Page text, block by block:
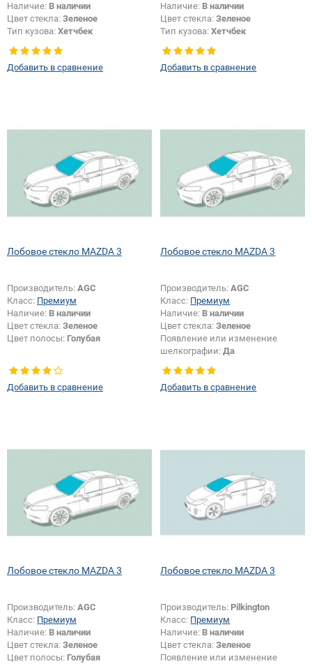
Наличие: В наличии
Цвет стекла: Зеленое
Тип кузова: Хетчбек
Добавить в сравнение
Наличие: В наличии
Цвет стекла:Зеленое
Тип кузова:Хетчбек
Добавить в сравнение
Лобовое стекло MAZDA 3
Производитель: AGC
Класс: Премиум
Наличие: В наличии
Цвет стекла: Зеленое
Цвет полосы: Голубая
Добавить в сравнение
Лобовое стекло MAZDA 3
Производитель:AGC
Класс: Премиум
Наличие: В наличии
Цвет стекла:Зеленое
Появление или изменение
шелкографии:Да
Добавить в сравнение
Лобовое стекло MAZDA 3
Производитель: AGC
Класс: Премиум
Наличие: В наличии
Цвет стекла: Зеленое
Цвет полосы: Голубая
Лобовое стекло MAZDA 3
Производитель: Pilkington
Класс: Премиум
Наличие: В наличии
Цвет стекла:Зеленое
Появление или изменение